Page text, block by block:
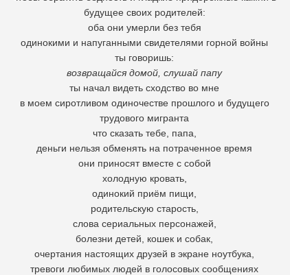
будущее своих родителей:
оба они умерли без тебя
одинокими и напуганными свидетелями горной войны
ты говоришь:
возвращайся домой, слушай папу
ты начал видеть сходство во мне
в моем сиротливом одиночестве прошлого и будущего
трудового мигранта
что сказать тебе, папа,
деньги нельзя обменять на потраченное время
они приносят вместе с собой
холодную кровать,
одинокий приём пищи,
родительскую старость,
слова сериальных персонажей,
болезни детей, кошек и собак,
очертания настоящих друзей в экране ноутбука,
тревоги любимых людей в голосовых сообщениях